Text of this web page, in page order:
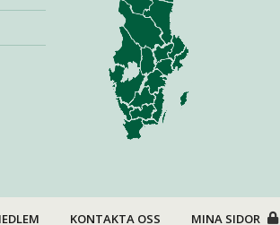
Bygg & Anläggning
Industri & Verkstad
Foder/strö
KONTAKTA OSS MINA SIDOR